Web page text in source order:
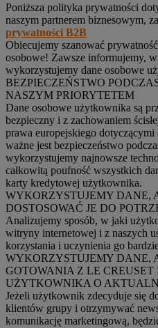
Poniższa polityka prywatności
naszym partnerem biznesowym,
prywatności B2B
Obiecujemy szanować
osobowe! Zawsze informujemy,
wykorzystujemy dane osobowe
BEZPIECZEŃSTWO
NASZYM PRIORYTETEM
Dane osobowe użytkownika są
bezpieczny i z zachowaniem
prawa europejskiego
ważne jest bezpieczeństwo
wykorzystujemy najnowsze
całkowitą poufność wszystkich
karty kredytowej użytkownika.
WYKORZYSTUJEMY DANE,
DOSTOSOWAĆ JE DO
Analizujemy sposób, w jaki
witryny internetowej i z naszych
korzystania i uczynienia go
WYKORZYSTUJEMY DANE,
GOTOWANIA Z LE CREUSET
UŻYTKOWNIKA O
Jeżeli użytkownik zdecyduje się
klientów grupy i otrzymywać
komunikację marketingową,